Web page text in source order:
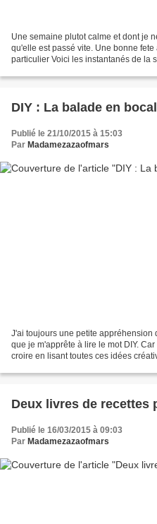
Une semaine plutot calme et dont je
qu'elle est passé vite. Une bonne
particulier Voici les instantanés de la
DIY : La balade en bocal
Publié le 21/10/2015 à 15:03
Par Madamezazaofmars
J'ai toujours une petite appréhension
que je m'apprête à lire le mot DIY.
croire en lisant toutes ces idées
Deux livres de recettes
Publié le 16/03/2015 à 09:03
Par Madamezazaofmars